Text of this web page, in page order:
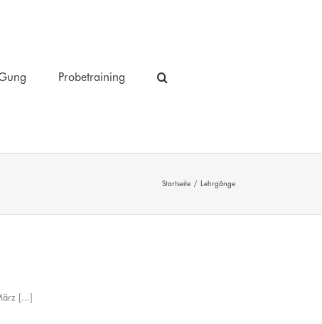
Probetraining
Startseite / Lehrgänge
[...]